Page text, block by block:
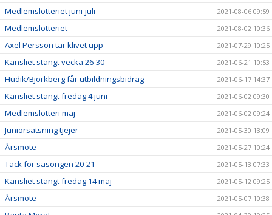
Medlemslotteriet juni-juli 2021-08-06 09:59
Medlemslotteriet 2021-08-02 10:36
Axel Persson tar klivet upp 2021-07-29 10:25
Kansliet stängt vecka 26-30 2021-06-21 10:53
Hudik/Björkberg får utbildningsbidrag 2021-06-17 14:37
Kansliet stängt fredag 4 juni 2021-06-02 09:30
Medlemslotteri maj 2021-06-02 09:24
Juniorsatsning tjejer 2021-05-30 13:09
Årsmöte 2021-05-27 10:24
Tack för säsongen 20-21 2021-05-13 07:33
Kansliet stängt fredag 14 maj 2021-05-12 09:25
Årsmöte 2021-05-07 10:38